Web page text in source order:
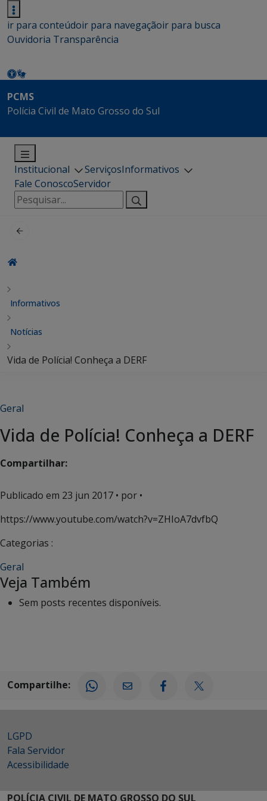
ir para conteúdoir para navegaçãoir para busca
Ouvidoria Transparência
PCMS
Polícia Civil de Mato Grosso do Sul
Institucional ServiçosInformativos
Fale ConoscoServidor
Pesquisar
por:
Informativos
Notícias
Vida de Polícia! Conheça a DERF
Geral
Vida de Polícia! Conheça a DERF
Compartilhar:
Publicado em 23 jun 2017 • por •
https://www.youtube.com/watch?v=ZHIoA7dvfbQ
Categorias :
Geral
Veja Também
Sem posts recentes disponíveis.
Compartilhe:
LGPD
Fala Servidor
Acessibilidade
POLÍCIA CIVIL DE MATO GROSSO DO SUL